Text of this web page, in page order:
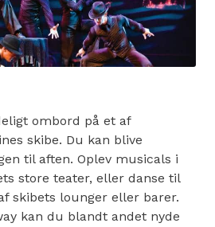
ombord på et af
skibe. Du kan blive
til aften. Oplev musicals i
store teater, eller danse til
skibets lounger eller barer.
kan du blandt andet nyde